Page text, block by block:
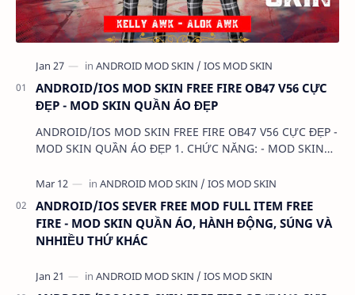
ANDROID/IOS MOD SKIN FREE FIRE OB47 V56 CỰC
ĐẸP - MOD SKIN QUẦN ÁO ĐẸP
ANDROID/IOS MOD SKIN FREE FIRE OB47 V56 CỰC ĐẸP -
MOD SKIN QUẦN ÁO ĐẸP 1. CHỨC NĂNG: - MOD SKIN
KHÔ…
ANDROID/IOS SEVER FREE MOD FULL ITEM FREE
FIRE - MOD SKIN QUẦN ÁO, HÀNH ĐỘNG, SÚNG VÀ
NHHIỀU THỨ KHÁC